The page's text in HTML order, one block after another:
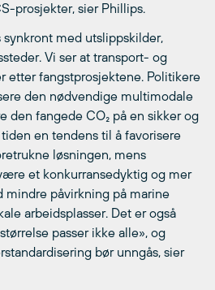
prosjekter, sier Phillips.
med utslippskilder,
Vi ser at transport- og
etter fangstprosjektene. Politikere
den nødvendige multimodale
den fangede CO₂ på en sikker og
en tendens til å favorisere
løsningen, mens
et konkurransedyktig og mer
mindre påvirkning på marine
arbeidsplasser. Det er også
passer ikke alle», og
bør unngås, sier